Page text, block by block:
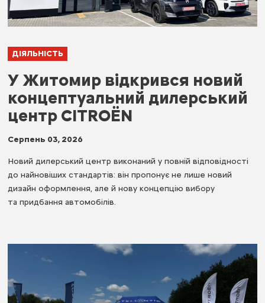
ДІЯЛЬНІСТЬ
У Житомир відкрився новий
концептуальний дилерський
центр CITROËN
Серпень 03, 2026
Новий дилерський центр виконаний у повній відповідності
до найновіших стандартів: він пропонує не лише новий
дизайн оформлення, але й нову концепцію вибору
та придбання автомобілів.